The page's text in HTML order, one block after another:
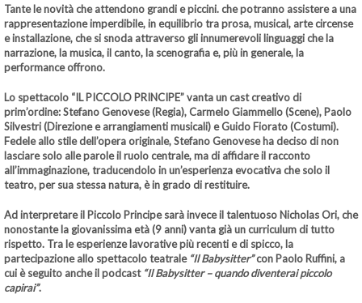
Tante le novità che attendono grandi e piccini. che potranno assistere a una
rappresentazione imperdibile, in equilibrio tra prosa, musical, arte circense
e installazione, che si snoda attraverso gli innumerevoli linguaggi che la
narrazione, la musica, il canto, la scenografia e, più in generale, la
performance offrono.
Lo spettacolo “IL PICCOLO PRINCIPE”vanta un cast creativo di
prim’ordine:Stefano Genovese(Regia),Carmelo Giammello(Scene), Paolo
Silvestri(Direzione e arrangiamenti musicali) eGuido Fiorato(Costumi).
Fedele allo stile dell’opera originale,Stefano Genoveseha deciso di non
lasciare solo alle parole il ruolo centrale, ma di affidare il racconto
all’immaginazione, traducendolo in un’esperienza evocativa che solo il
teatro, per sua stessa natura, è in grado di restituire.
Ad interpretare ilPiccolo Principesarà invece il talentuosoNicholas Ori, che
nonostante la giovanissima età (9 anni) vanta già un curriculum di tutto
rispetto. Tra le esperienze lavorative più recenti e di spicco, la
partecipazione allo spettacolo teatrale “Il Babysitter”con Paolo Ruffini, a
cui è seguito anche il podcast “Il Babysitter – quando diventerai piccolo
capirai”.